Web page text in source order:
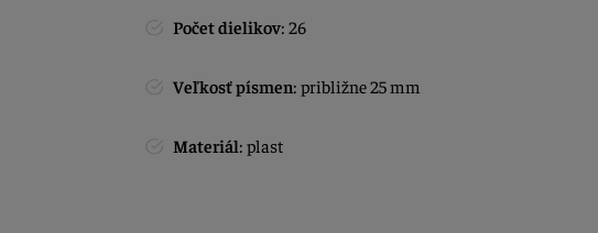
Počet dielikov: 26
Veľkosť písmen: približne 25 mm
Materiál: plast